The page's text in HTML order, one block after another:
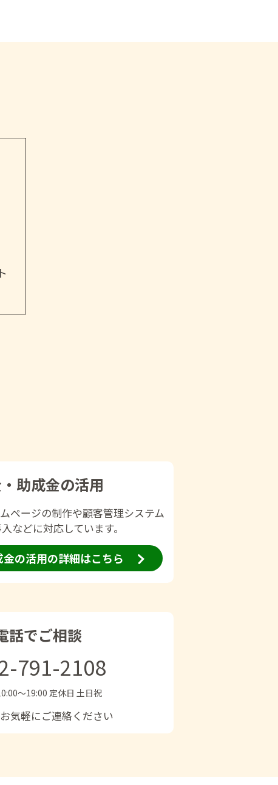
助成金の活用
ページの制作や顧客管理システム
入などに対応しています。
の活用の詳細はこちら
話でご相談
791-2108
〜19:00 定休日 土日祝
気軽にご連絡ください